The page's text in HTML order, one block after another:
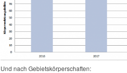
Und nach Gebietskörperschaften: